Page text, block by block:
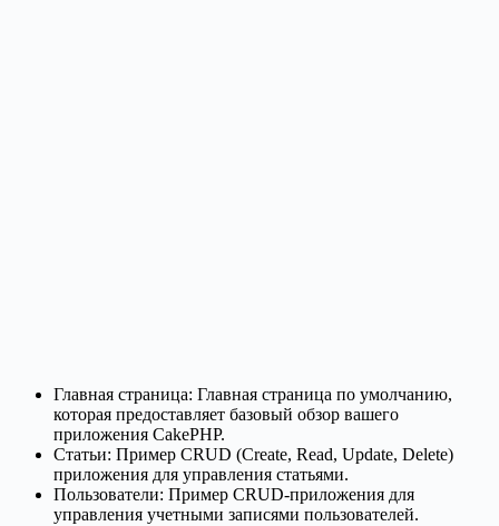
Главная страница: Главная страница по умолчанию,
которая предоставляет базовый обзор вашего
приложения CakePHP.
Статьи: Пример CRUD (Create, Read, Update, Delete)
приложения для управления статьями.
Пользователи: Пример CRUD-приложения для
управления учетными записями пользователей.